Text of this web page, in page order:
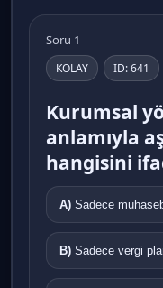
Soru 1
KOLAY ID: 641
Kurumsal
anlamıyla
hangisini
A) Sadece
B) Sadece vergi